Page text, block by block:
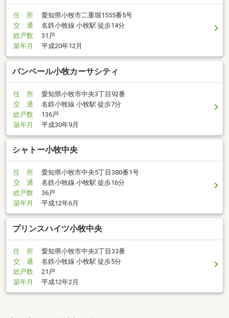
住 所
愛知県小牧市二重堀1555番5号
交 通
名鉄小牧線 小牧駅 徒歩14分
総戸数
31戸
築年月
平成20年12月
バンベール小牧カーサシティ
住 所
愛知県小牧市中央3丁目92番
交 通
名鉄小牧線 小牧駅 徒歩7分
総戸数
136戸
築年月
平成30年9月
シャトー小牧中央
住 所
愛知県小牧市中央5丁目380番1号
交 通
名鉄小牧線 小牧駅 徒歩16分
総戸数
36戸
築年月
平成12年6月
プリンスハイツ小牧中央
住 所
愛知県小牧市中央2丁目33番
交 通
名鉄小牧線 小牧駅 徒歩5分
総戸数
21戸
築年月
平成12年2月